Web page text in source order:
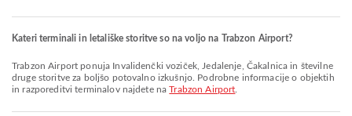
Kateri terminali in letališke storitve so na voljo na Trabzon Airport?
Trabzon Airport ponuja Invalidenčki voziček, Jedalenje, Čakalnica in številne
druge storitve za boljšo potovalno izkušnjo. Podrobne informacije o objektih
in razporeditvi terminalov najdete naTrabzon Airport